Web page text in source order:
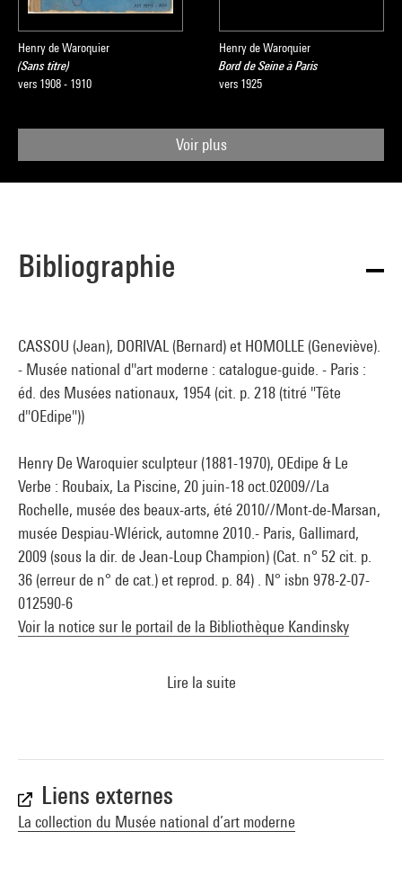
Henry de Waroquier
(Sans titre)
vers 1908 - 1910
Henry de Waroquier
Bord de Seine à Paris
vers 1925
Voir plus
Bibliographie
CASSOU (Jean), DORIVAL (Bernard) et HOMOLLE (Geneviève).
- Musée national d''art moderne : catalogue-guide. - Paris :
éd. des Musées nationaux, 1954 (cit. p. 218 (titré "Tête
d''OEdipe"))
Henry De Waroquier sculpteur (1881-1970), OEdipe & Le
Verbe : Roubaix, La Piscine, 20 juin-18 oct.02009//La
Rochelle, musée des beaux-arts, été 2010//Mont-de-Marsan,
musée Despiau-Wlérick, automne 2010.- Paris, Gallimard,
2009 (sous la dir. de Jean-Loup Champion) (Cat. n° 52 cit. p.
36 (erreur de n° de cat.) et reprod. p. 84) . N° isbn 978-2-07-
012590-6
Voir la notice sur le portail de la Bibliothèque Kandinsky
Lire la suite
Liens externes
La collection du Musée national d’art moderne